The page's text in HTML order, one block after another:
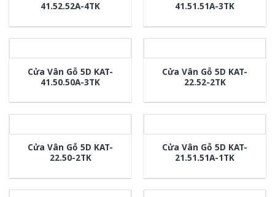
41.52.52A-4TK
41.51.51A-3TK
Cửa Vân Gỗ 5D KAT-
41.50.50A-3TK
Cửa Vân Gỗ 5D KAT-
22.52-2TK
Cửa Vân Gỗ 5D KAT-
22.50-2TK
Cửa Vân Gỗ 5D KAT-
21.51.51A-1TK